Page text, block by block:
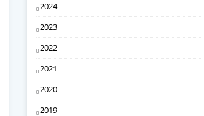
2024
2023
2022
2021
2020
2019